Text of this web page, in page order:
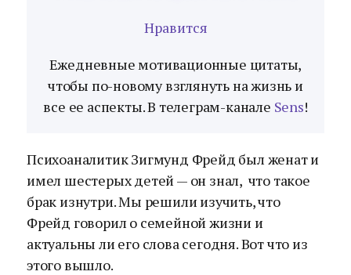
Нравится
Ежедневные мотивационные цитаты,
чтобы по-новому взглянуть на жизнь и
все ее аспекты. В телеграм-канале Sens!
Психоаналитик Зигмунд Фрейд был женат и
имел шестерых детей — он знал, что такое
брак изнутри. Мы решили изучить, что
Фрейд говорил о семейной жизни и
актуальны ли его слова сегодня. Вот что из
этого вышло.